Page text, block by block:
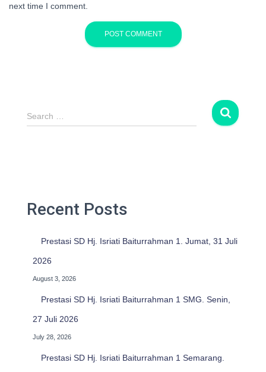
next time I comment.
S
e
o
r
Search …
Recent Posts
Prestasi SD Hj. Isriati Baiturrahman 1. Jumat, 31 Juli
2026
August 3, 2026
Prestasi SD Hj. Isriati Baiturrahman 1 SMG. Senin,
27 Juli 2026
July 28, 2026
Prestasi SD Hj. Isriati Baiturrahman 1 Semarang.